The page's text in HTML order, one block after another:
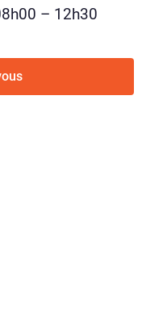
– 12h30